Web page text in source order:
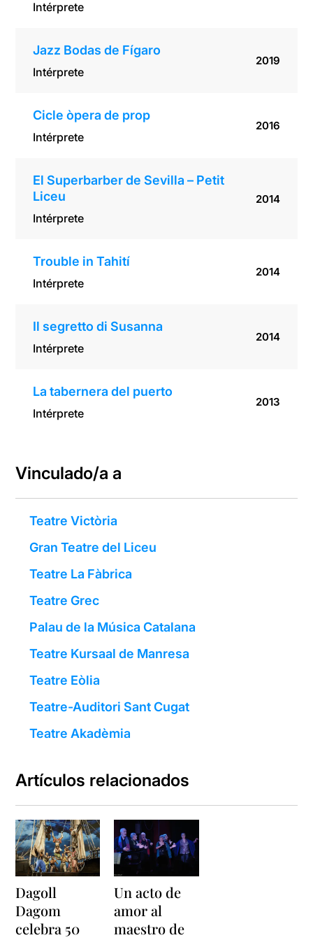
Intérprete
Jazz Bodas de Fígaro
Intérprete
2019
Cicle òpera de prop
Intérprete
2016
El Superbarber de Sevilla – Petit
Liceu
Intérprete
2014
Trouble in Tahití
Intérprete
2014
Il segretto di Susanna
Intérprete
2014
La tabernera del puerto
Intérprete
2013
Vinculado/a a
Teatre Victòria
Gran Teatre del Liceu
Teatre La Fàbrica
Teatre Grec
Palau de la Música Catalana
Teatre Kursaal de Manresa
Teatre Eòlia
Teatre-Auditori Sant Cugat
Teatre Akadèmia
Artículos relacionados
Dagoll
Dagom
celebra 50
Un acto de
amor al
maestro de